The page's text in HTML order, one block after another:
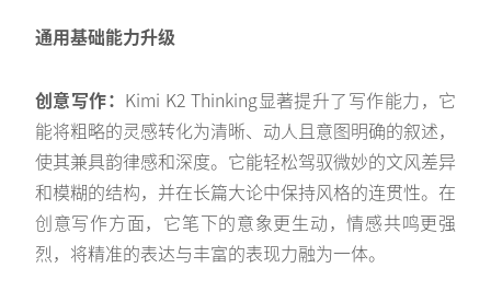
通用基础能力升级
创意写作： Kimi K2 Thinking显著提升了写作能力，它
能将粗略的灵感转化为清晰、动人且意图明确的叙述，
使其兼具韵律感和深度。它能轻松驾驭微妙的文风差异
和模糊的结构，并在长篇大论中保持风格的连贯性。在
创意写作方面，它笔下的意象更生动，情感共鸣更强
烈，将精准的表达与丰富的表现力融为一体。